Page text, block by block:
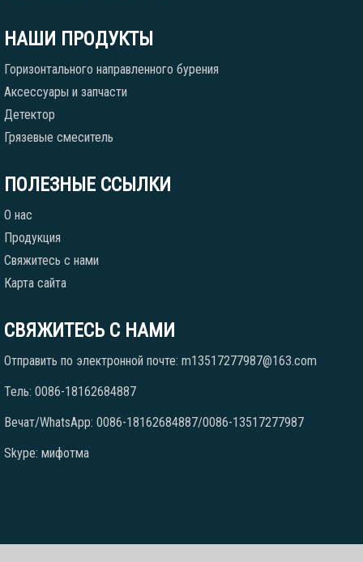
НАШИ ПРОДУКТЫ
Горизонтального направленного бурения
Аксессуары и запчасти
Детектор
Грязевые смеситель
ПОЛЕЗНЫЕ ССЫЛКИ
О нас
Продукция
Свяжитесь с нами
Карта сайта
СВЯЖИТЕСЬ С НАМИ
Отправить по электронной почте: m13517277987@163.com
Тель: 0086-18162684887
Вечат/WhatsApp: 0086-18162684887/0086-13517277987
Skype: мифотма